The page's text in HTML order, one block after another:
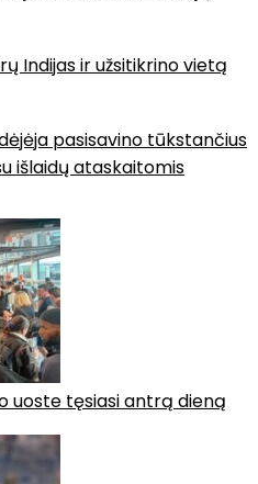
Indijas ir užsitikrino vietą
pasisavino tūkstančius
išlaidų ataskaitomis
uoste tęsiasi antrą dieną